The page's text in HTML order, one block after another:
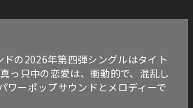
の2026年第四弾シングルはタイト
っ只中の恋愛は、衝動的で、混乱し
ワーポップサウンドとメロディーで